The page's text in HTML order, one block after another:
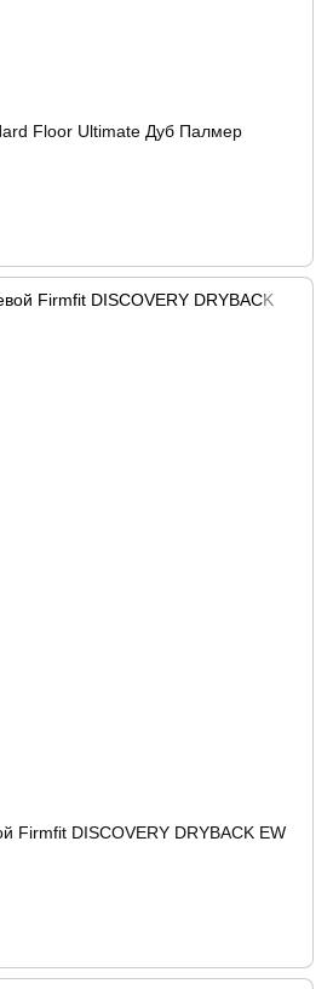
Floor Ultimate Дуб Палмер
Firmfit DISCOVERY DRYBACK EW